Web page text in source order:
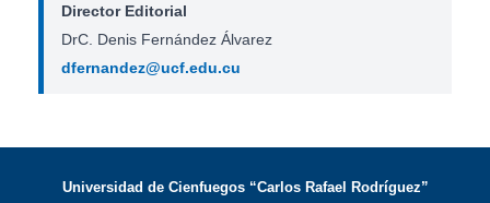
Director Editorial
DrC. Denis Fernández Álvarez
dfernandez@ucf.edu.cu
Universidad de Cienfuegos “Carlos Rafael Rodríguez”